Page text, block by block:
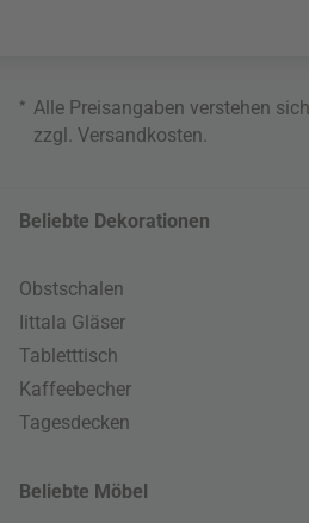
* Alle Preisangaben verstehen
zzgl. Versandkosten
Beliebte Dekorationen
Obstschalen
Iittala Gläser
Tabletttisch
Kaffeebecher
Tagesdecken
Beliebte Möbel